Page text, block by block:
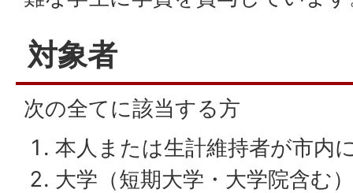
対象者
次の全てに該当する方
本人または生計維持者が市内
大学（短期大学・大学院含む